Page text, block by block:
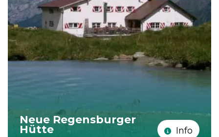
Neue Regensburger
Hütte Info